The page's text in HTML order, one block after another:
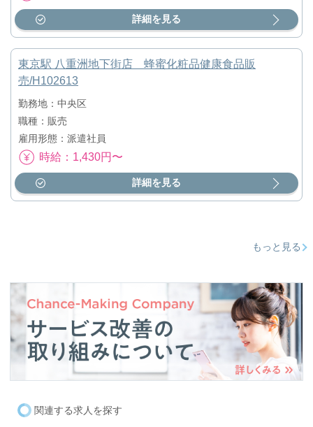
詳細を見る
東京駅 八重洲地下街店 蜂蜜化粧品健康食品販
売/H102613
勤務地：中央区
職種：販売
雇用形態：派遣社員
時給：1,430円〜
詳細を見る
もっと見る
関連する求人を探す